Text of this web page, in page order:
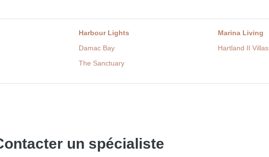
Harbour Lights
Marina Living
Damac Bay
Hartland II Villas
The Sanctuary
un spécialiste